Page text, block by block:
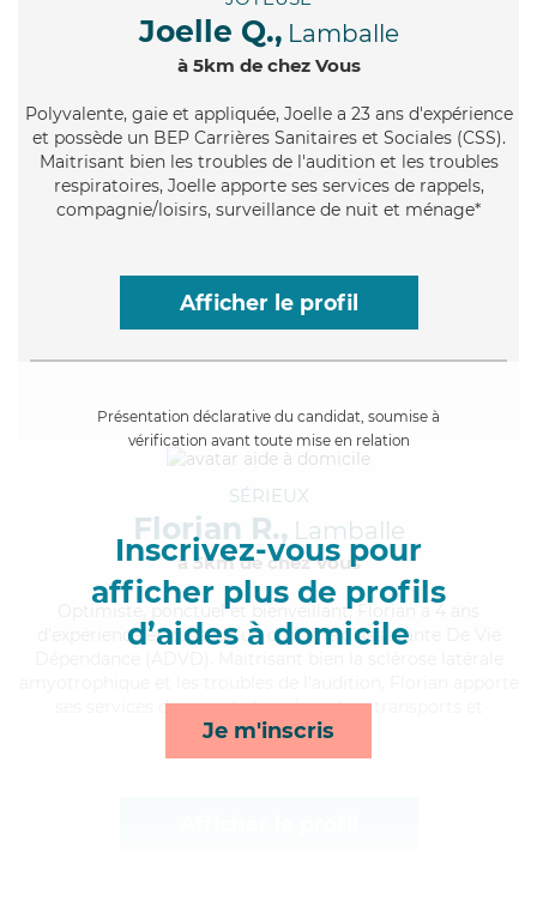
Joelle Q., Lamballe
à 5km de chez Vous
Polyvalente, gaie et appliquée, Joelle a 23 ans d'expérience
et possède un BEP Carrières Sanitaires et Sociales (CSS).
Maitrisant bien les troubles de l'audition et les troubles
respiratoires, Joelle apporte ses services de rappels,
compagnie/loisirs, surveillance de nuit et ménage*
Afficher le profil
Présentation déclarative du candidat, soumise à
vérification avant toute mise en relation
Inscrivez-vous pour
afficher plus de profils
d’aides à domicile
Je m'inscris
SÉRIEUX
Florian R., Lamballe
à 5km de chez Vous
, ponctuel et bienveillant, Florian a 4 ans
d'expérience et possède un diplôme d'Assistante De Vie
ses services de rappels, lever/coucher, transports et
toilette/habillage*